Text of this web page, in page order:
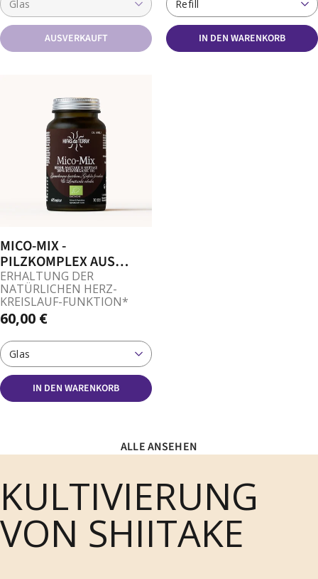
Glas
AUSVERKAUFT
Refill
IN DEN WARENKORB
MICO-MIX -
PILZKOMPLEX AUS
REISHI, SHIITAKE UND
MAITAKE
ERHALTUNG DER
NATÜRLICHEN HERZ-
KREISLAUF-FUNKTION*
60,00 €
Glas
IN DEN WARENKORB
ALLE ANSEHEN
KULTIVIERUNG
VON SHIITAKE